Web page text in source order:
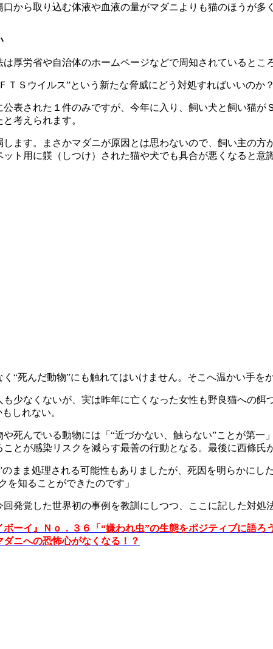
から取り込む体液や血液の量がマダニよりも猫のほうが多
厚労省や自治体のホームページなどで周知されているとこ
ＴＳウイルス”という新たな脅威にどう対処すればいいの
公表された１件のみですが、今年に入り、飼い犬と飼い猫
考えられます。
します。まさかマダニが原因とは思わないので、飼い主の
ト用に躾（しつけ）された猫や犬でも具合が悪くなると意
く“死んだ動物”にも触れてはいけません。そこへ温かい手
少なくないが、実は昨年に亡くなった女性も野良猫への
しれない。
死んでいる動物には「“近づかない、触らない”ことが第
とが感染リスクを減らす最善の行動となる。最後に西條氏
のまま処理される可能性もありましたが、死因を明らかに
を知ることができたのです」
発覚した世界初の事例を教訓にしつつ、ここに記した対処
ーイ』Ｎｏ．３６「“嫌われ虫”の生態をポジティブに語
ニへの恐怖心がなくなる！？